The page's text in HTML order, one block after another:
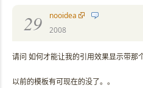
29
nooidea
2008
请问 如何才能让我的引用效果显示带那
以前的模板有可现在的没了。。